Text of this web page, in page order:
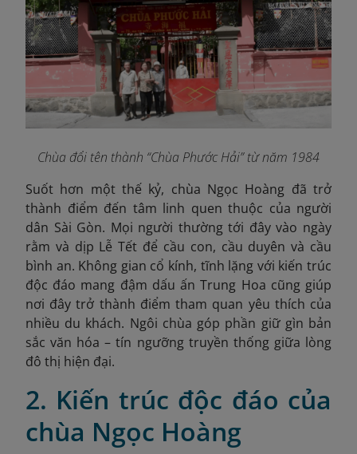
Chùa đổi tên thành “Chùa Phước Hải” từ năm 1984
Suốt hơn một thế kỷ, chùa Ngọc Hoàng đã trở
thành điểm đến tâm linh quen thuộc của người
dân Sài Gòn. Mọi người thường tới đây vào ngày
rằm và dịp Lễ Tết để cầu con, cầu duyên và cầu
bình an. Không gian cổ kính, tĩnh lặng với kiến trúc
độc đáo mang đậm dấu ấn Trung Hoa cũng giúp
nơi đây trở thành điểm tham quan yêu thích của
nhiều du khách. Ngôi chùa góp phần giữ gìn bản
sắc văn hóa – tín ngưỡng truyền thống giữa lòng
đô thị hiện đại.
2. Kiến trúc độc đáo của
chùa Ngọc Hoàng